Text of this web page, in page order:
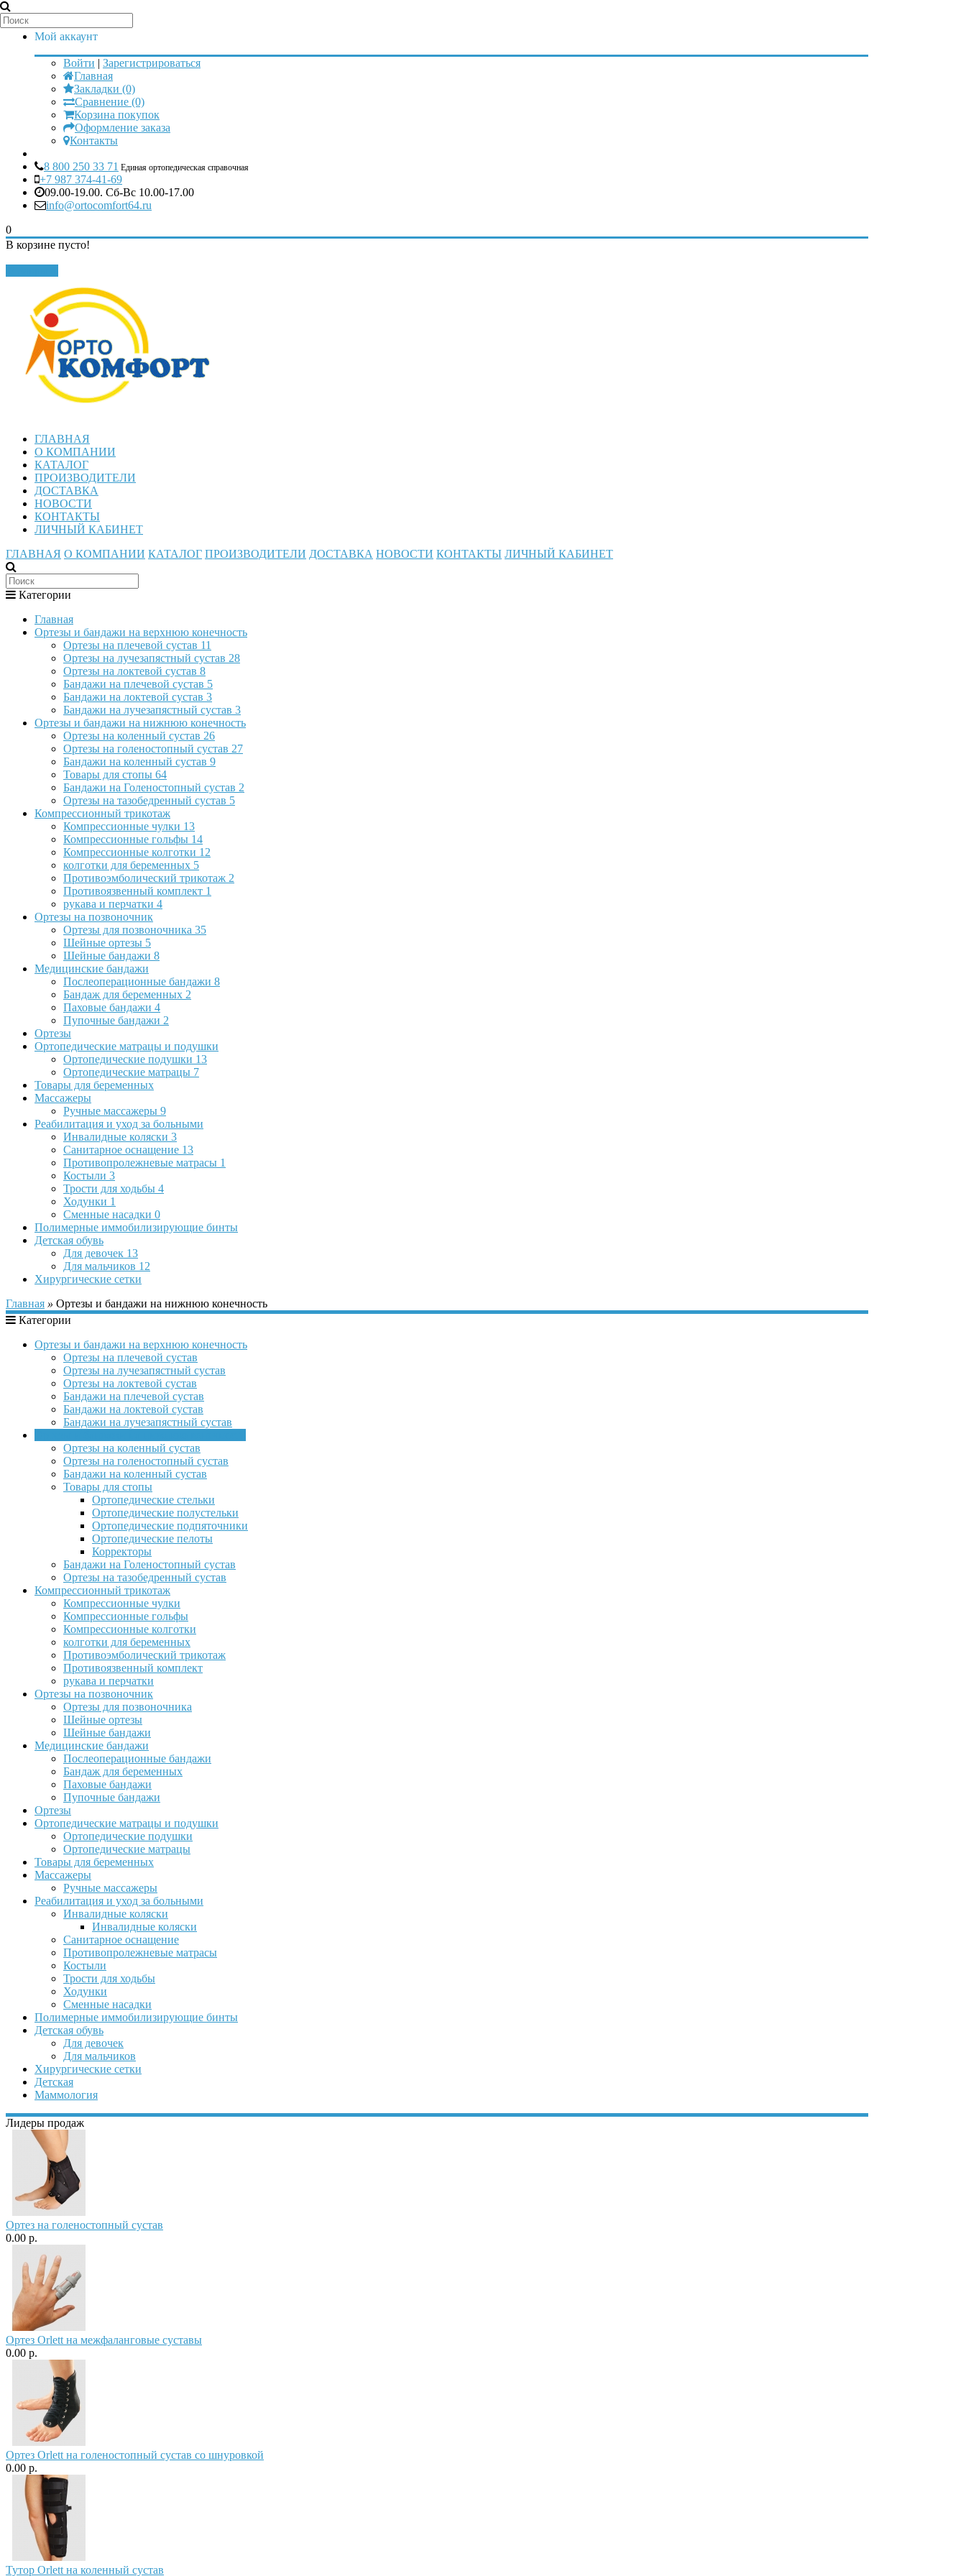
Мой аккаунт
Войти | Зарегистрироваться
Главная
Закладки (0)
Сравнение (0)
Корзина покупок
Оформление заказа
Контакты
8 800 250 33 71 Единая ортопедическая справочная
+7 987 374-41-69
09.00-19.00. Сб-Вс 10.00-17.00
info@ortocomfort64.ru
0
В корзине пусто!
ГЛАВНАЯ
О КОМПАНИИ
КАТАЛОГ
ПРОИЗВОДИТЕЛИ
ДОСТАВКА
НОВОСТИ
КОНТАКТЫ
ЛИЧНЫЙ КАБИНЕТ
ГЛАВНАЯ О КОМПАНИИ КАТАЛОГ ПРОИЗВОДИТЕЛИ ДОСТАВКА НОВОСТИ КОНТАКТЫ ЛИЧНЫЙ КАБИНЕТ
Категории
Главная
Ортезы и бандажи на верхнюю конечность
Ортезы на плечевой сустав 11
Ортезы на лучезапястный сустав 28
Ортезы на локтевой сустав 8
Бандажи на плечевой сустав 5
Бандажи на локтевой сустав 3
Бандажи на лучезапястный сустав 3
Ортезы и бандажи на нижнюю конечность
Ортезы на коленный сустав 26
Ортезы на голеностопный сустав 27
Бандажи на коленный сустав 9
Товары для стопы 64
Бандажи на Голеностопный сустав 2
Ортезы на тазобедренный сустав 5
Компрессионный трикотаж
Компрессионные чулки 13
Компрессионные гольфы 14
Компрессионные колготки 12
колготки для беременных 5
Противоэмболический трикотаж 2
Противоязвенный комплект 1
рукава и перчатки 4
Ортезы на позвоночник
Ортезы для позвоночника 35
Шейные ортезы 5
Шейные бандажи 8
Медицинские бандажи
Послеоперационные бандажи 8
Бандаж для беременных 2
Паховые бандажи 4
Пупочные бандажи 2
Ортезы
Ортопедические матрацы и подушки
Ортопедические подушки 13
Ортопедические матрацы 7
Товары для беременных
Массажеры
Ручные массажеры 9
Реабилитация и уход за больными
Инвалидные коляски 3
Санитарное оснащение 13
Противопролежневые матрасы 1
Костыли 3
Трости для ходьбы 4
Ходунки 1
Сменные насадки 0
Полимерные иммобилизирующие бинты
Детская обувь
Для девочек 13
Для мальчиков 12
Хирургические сетки
Главная » Ортезы и бандажи на нижнюю конечность
Категории
Ортезы и бандажи на верхнюю конечность
Ортезы на плечевой сустав
Ортезы на лучезапястный сустав
Ортезы на локтевой сустав
Бандажи на плечевой сустав
Бандажи на локтевой сустав
Бандажи на лучезапястный сустав
Ортезы на коленный сустав
Ортезы на голеностопный сустав
Бандажи на коленный сустав
Товары для стопы
Ортопедические стельки
Ортопедические полустельки
Ортопедические подпяточники
Ортопедические пелоты
Корректоры
Бандажи на Голеностопный сустав
Ортезы на тазобедренный сустав
Компрессионный трикотаж
Компрессионные чулки
Компрессионные гольфы
Компрессионные колготки
колготки для беременных
Противоэмболический трикотаж
Противоязвенный комплект
рукава и перчатки
Ортезы на позвоночник
Ортезы для позвоночника
Шейные ортезы
Шейные бандажи
Медицинские бандажи
Послеоперационные бандажи
Бандаж для беременных
Паховые бандажи
Пупочные бандажи
Ортезы
Ортопедические матрацы и подушки
Ортопедические подушки
Ортопедические матрацы
Товары для беременных
Массажеры
Ручные массажеры
Реабилитация и уход за больными
Инвалидные коляски
Инвалидные коляски
Санитарное оснащение
Противопролежневые матрасы
Костыли
Трости для ходьбы
Ходунки
Сменные насадки
Полимерные иммобилизирующие бинты
Детская обувь
Для девочек
Для мальчиков
Хирургические сетки
Детская
Маммология
Лидеры продаж
Ортез на голеностопный сустав
0.00 р.
Ортез Orlett на межфаланговые суставы
0.00 р.
Ортез Orlett на голеностопный сустав со шнуровкой
0.00 р.
Тутор Orlett на коленный сустав